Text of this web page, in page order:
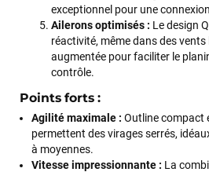
exceptionnel pour une
Ailerons optimisés : Le design
réactivité, même dans des
augmentée pour faciliter le
contrôle.
Points forts :
Agilité maximale : Outline compact
permettent des virages serrés,
à moyennes.
Vitesse impressionnante : La